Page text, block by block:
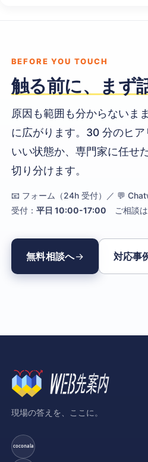
BEFORE YOU TOUCH
触る前に、まず
原因も範囲も分からないま
に広がります。30 分のヒ
いい状態か、専門家に任せ
切り分けます。
📧 フォーム（24h 受付）／ 💬
受付： 平日 10:00-17:00 ご相談は
無料相談へ 対応事
現場の答えを、ここに。
coconala